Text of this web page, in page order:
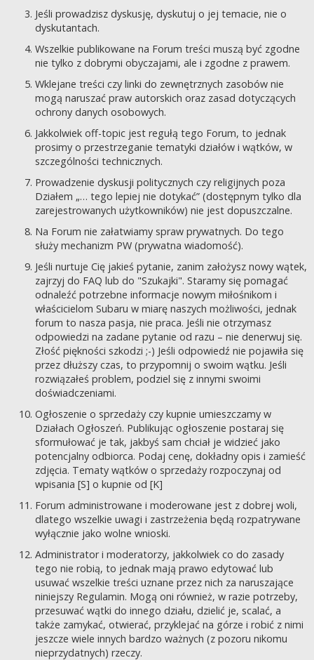
Jeśli prowadzisz dyskusję, dyskutuj o jej temacie, nie o
dyskutantach.
Wszelkie publikowane na Forum treści muszą być zgodne
nie tylko z dobrymi obyczajami, ale i zgodne z prawem.
Wklejane treści czy linki do zewnętrznych zasobów nie
mogą naruszać praw autorskich oraz zasad dotyczących
ochrony danych osobowych.
Jakkolwiek off-topic jest regułą tego Forum, to jednak
prosimy o przestrzeganie tematyki działów i wątków, w
szczególności technicznych.
Prowadzenie dyskusji politycznych czy religijnych poza
Działem „… tego lepiej nie dotykać” (dostępnym tylko dla
zarejestrowanych użytkowników) nie jest dopuszczalne.
Na Forum nie załatwiamy spraw prywatnych. Do tego
służy mechanizm PW (prywatna wiadomość).
Jeśli nurtuje Cię jakieś pytanie, zanim założysz nowy wątek,
zajrzyj do FAQ lub do "Szukajki". Staramy się pomagać
odnaleźć potrzebne informacje nowym miłośnikom i
właścicielom Subaru w miarę naszych możliwości, jednak
forum to nasza pasja, nie praca. Jeśli nie otrzymasz
odpowiedzi na zadane pytanie od razu – nie denerwuj się.
Złość piękności szkodzi ;-) Jeśli odpowiedź nie pojawiła się
przez dłuższy czas, to przypomnij o swoim wątku. Jeśli
rozwiązałeś problem, podziel się z innymi swoimi
doświadczeniami.
Ogłoszenie o sprzedaży czy kupnie umieszczamy w
Działach Ogłoszeń. Publikując ogłoszenie postaraj się
sformułować je tak, jakbyś sam chciał je widzieć jako
potencjalny odbiorca. Podaj cenę, dokładny opis i zamieść
zdjęcia. Tematy wątków o sprzedaży rozpoczynaj od
wpisania [S] o kupnie od [K]
Forum administrowane i moderowane jest z dobrej woli,
dlatego wszelkie uwagi i zastrzeżenia będą rozpatrywane
wyłącznie jako wolne wnioski.
Administrator i moderatorzy, jakkolwiek co do zasady
tego nie robią, to jednak mają prawo edytować lub
usuwać wszelkie treści uznane przez nich za naruszające
niniejszy Regulamin. Mogą oni również, w razie potrzeby,
przesuwać wątki do innego działu, dzielić je, scalać, a
także zamykać, otwierać, przyklejać na górze i robić z nimi
jeszcze wiele innych bardzo ważnych (z pozoru nikomu
nieprzydatnych) rzeczy.